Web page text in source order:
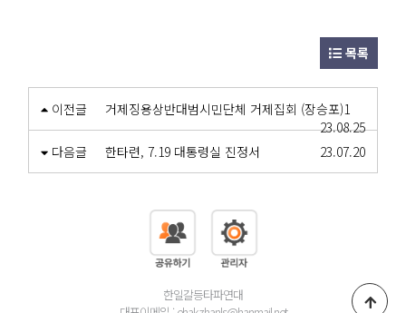
목록
이전글
거제징용상반대범시민단체 거제집회 (장승포)1
23.08.25
다음글
한타련, 7.19 대통령실 진정서 23.07.20
한일갈등타파연대